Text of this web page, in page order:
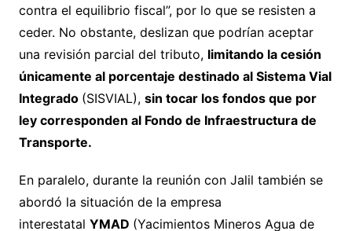
contra el equilibrio fiscal”, por lo que se resisten a
ceder. No obstante, deslizan que podrían aceptar
una revisión parcial del tributo, limitando la cesión
únicamente al porcentaje destinado al Sistema Vial
Integrado (SISVIAL), sin tocar los fondos que por
ley corresponden al Fondo de Infraestructura de
Transporte.
En paralelo, durante la reunión con Jalil también se
abordó la situación de la empresa
interestatal YMAD (Yacimientos Mineros Agua de